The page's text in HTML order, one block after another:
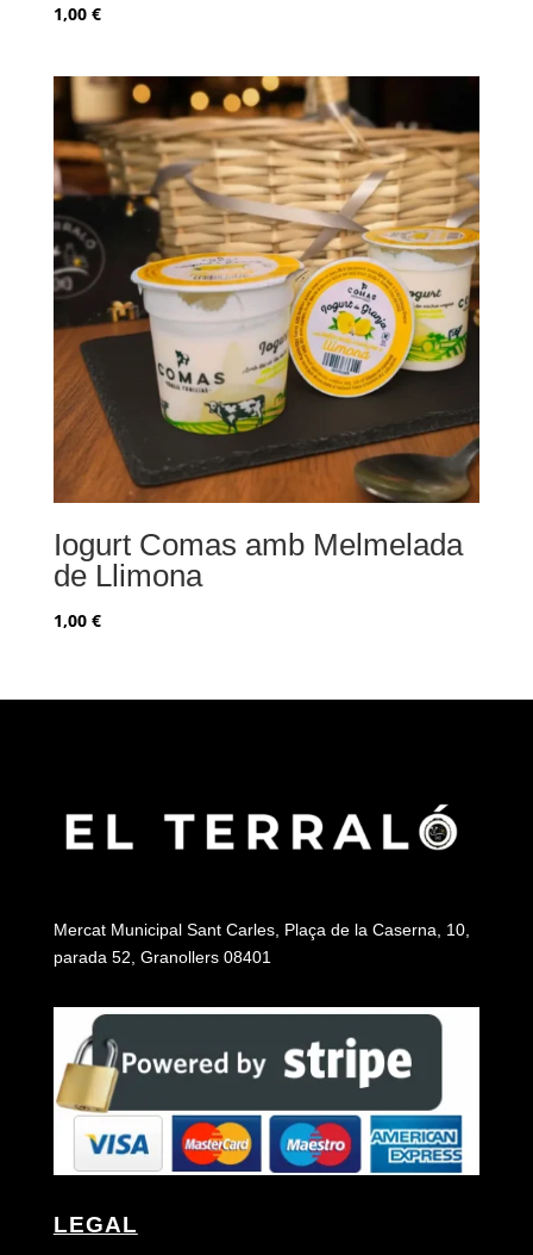
1,00 €
Iogurt Comas amb Melmelada
de Llimona
1,00 €
Mercat Municipal Sant Carles, Plaça de la Caserna, 10,
parada 52, Granollers 08401
LEGAL